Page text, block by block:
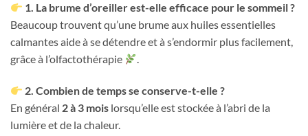
1. La brume d’oreiller est-elle efficace pour le sommeil ?
Beaucoup trouvent qu’une brume aux huiles essentielles
calmantes aide à se détendre et à s’endormir plus facilement,
grâce à l’olfactothérapie
.
2. Combien de temps se conserve-t-elle ?
En général 2 à 3 mois lorsqu’elle est stockée à l’abri de la
lumière et de la chaleur.